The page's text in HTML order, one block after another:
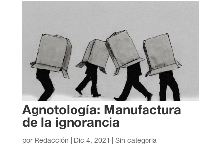
Agnotología: Manufactura
de la ignorancia
por Redacción Dic 4, 2021 | Sin categoría